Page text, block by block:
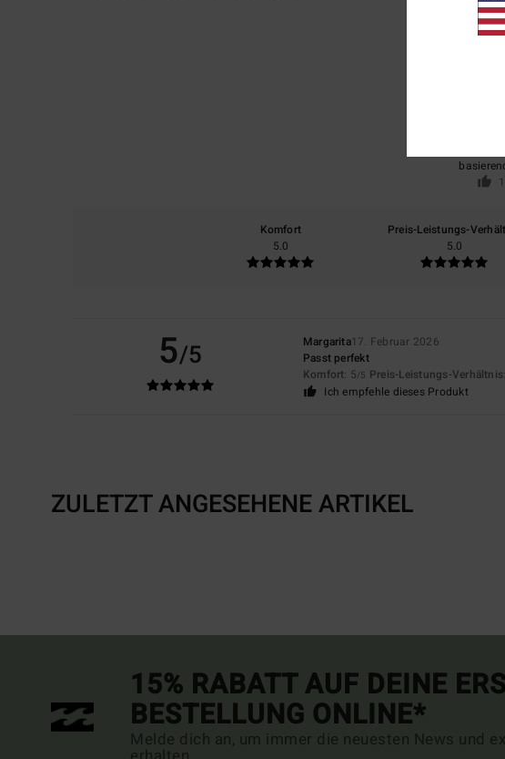
Komfort
5.0
Preis-Leistungs-
5.0
5/5 Margarita17. Februar 2026
Passt perfekt
Komfort: 5/5 Preis-Leistungs-Verhältnis
Ich empfehle dieses Produkt
ZULETZT ANGESEHENE ARTIKEL
15% RABATT AUF DEINE
BESTELLUNG ONLINE*
Melde dich an, um immer die neuesten News und